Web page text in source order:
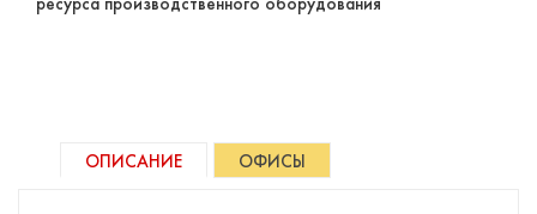
ОПИСАНИЕ ОФИСЫ